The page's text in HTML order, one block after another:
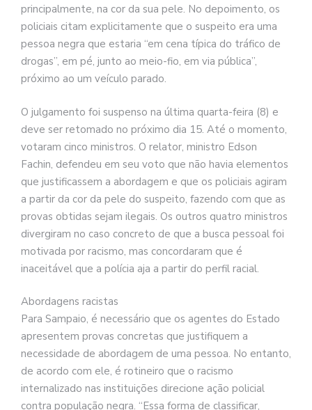
principalmente, na cor da sua pele. No depoimento, os
policiais citam explicitamente que o suspeito era uma
pessoa negra que estaria “em cena típica do tráfico de
drogas”, em pé, junto ao meio-fio, em via pública”,
próximo ao um veículo parado.
O julgamento foi suspenso na última quarta-feira (8) e
deve ser retomado no próximo dia 15. Até o momento,
votaram cinco ministros. O relator, ministro Edson
Fachin, defendeu em seu voto que não havia elementos
que justificassem a abordagem e que os policiais agiram
a partir da cor da pele do suspeito, fazendo com que as
provas obtidas sejam ilegais. Os outros quatro ministros
divergiram no caso concreto de que a busca pessoal foi
motivada por racismo, mas concordaram que é
inaceitável que a polícia aja a partir do perfil racial.
Abordagens racistas
Para Sampaio, é necessário que os agentes do Estado
apresentem provas concretas que justifiquem a
necessidade de abordagem de uma pessoa. No entanto,
de acordo com ele, é rotineiro que o racismo
internalizado nas instituições direcione ação policial
contra população negra. “Essa forma de classificar,